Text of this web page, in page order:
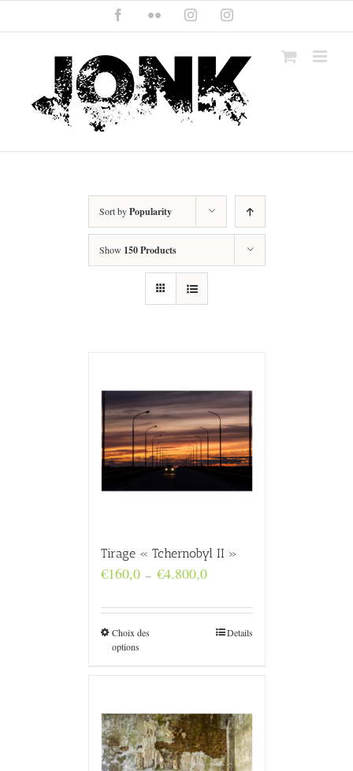
content
FacebookFlickr InstagramInstagram
Sort byPopularity
Show 150 Products
Tirage « Tchernobyl II »
€160,0 – €4.800,0Plage
€160,0
Choix des
options
Details